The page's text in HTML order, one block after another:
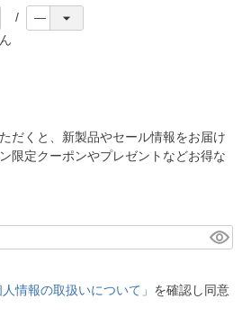
だくと、新製品やセール情報をお届け
限定クーポンやプレゼントなどお得な
情報の取扱いについて」 を確認し同意